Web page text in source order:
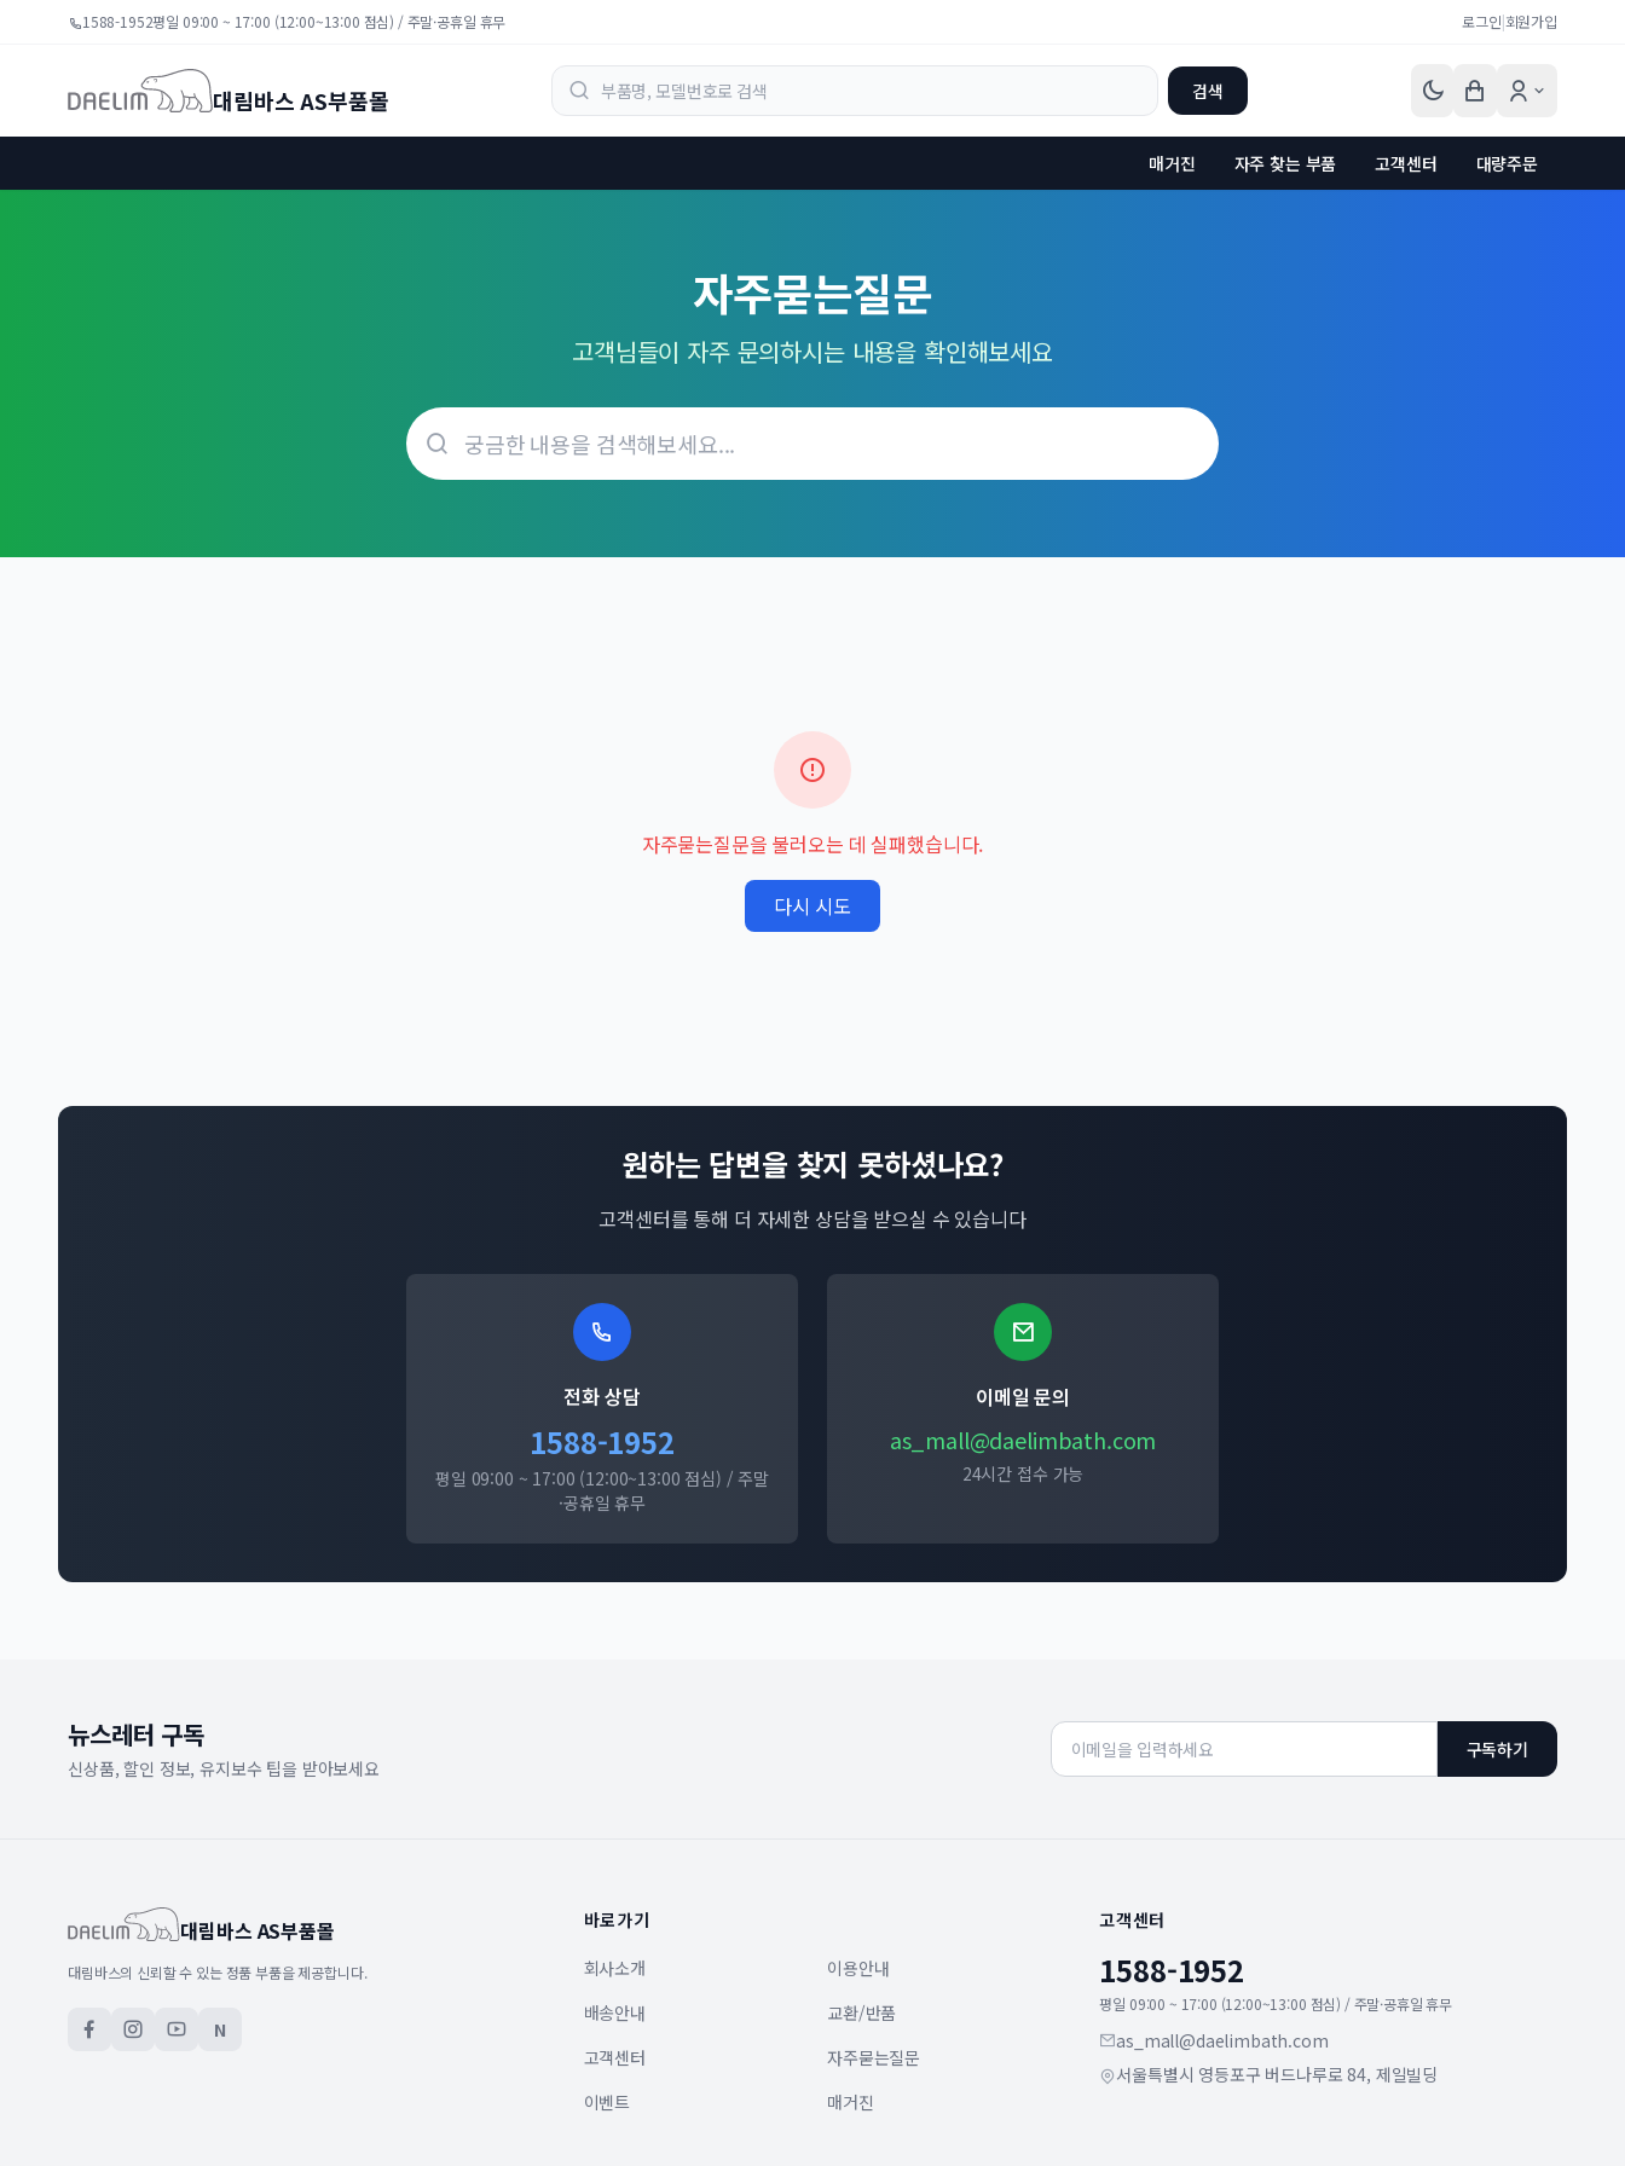
1588-1952평일 09:00 ~ 17:00 (12:00~13:00 점심) / 주말·공휴일 휴무 로그인|회원가입
대림바스 AS부품몰 검색
매거진 자주 찾는 부품 고객센터 대량주문
자주묻는질문
고객님들이 자주 문의하시는 내용을 확인해보세요
자주묻는질문을 불러오는 데 실패했습니다.
다시 시도
원하는 답변을 찾지 못하셨나요?
고객센터를 통해 더 자세한 상담을 받으실 수 있습니다
전화 상담
1588-1952
평일 09:00 ~ 17:00 (12:00~13:00 점심) / 주말
·공휴일 휴무
이메일 문의
as_mall@daelimbath.com
24시간 접수 가능
뉴스레터 구독
신상품, 할인 정보, 유지보수 팁을 받아보세요
구독하기
대림바스 AS부품몰
대림바스의 신뢰할 수 있는 정품 부품을 제공합니다.
N
바로가기
회사소개
이용안내
배송안내
교환/반품
고객센터
자주묻는질문
이벤트
매거진
고객센터
1588-1952
평일 09:00 ~ 17:00 (12:00~13:00 점심) / 주말·공휴일 휴무
as_mall@daelimbath.com
서울특별시 영등포구 버드나루로 84, 제일빌딩